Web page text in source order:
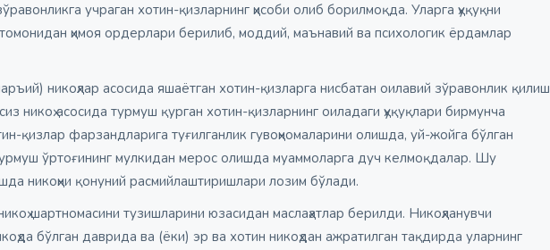
учраган хотин-қизларнинг ҳисоби олиб борилмоқда. Уларга ҳуқуқни
ҳимоя ордерлари берилиб, моддий, маънавий ва психологик ёрдамлар
никоҳлар асосида яшаётган хотин-қизларга нисбатан оилавий зўравонлик қилиш
никоҳ асосида турмуш қурган хотин-қизларнинг оиладаги ҳуқуқлари бирмунча
қизлар фарзандларига туғилганлик гувоҳномаларини олишда, уй-жойга бўлган
ўртоғининг мулкидан мерос олишда муаммоларга дуч келмоқдалар. Шу
никоҳни қонуний расмийлаштиришлари лозим бўлади.
шартномасини тузишларини юзасидан маслаҳатлар берилди. Никоҳланувчи
бўлган даврида ва (ёки) эр ва хотин никоҳдан ажратилган тақдирда уларнинг